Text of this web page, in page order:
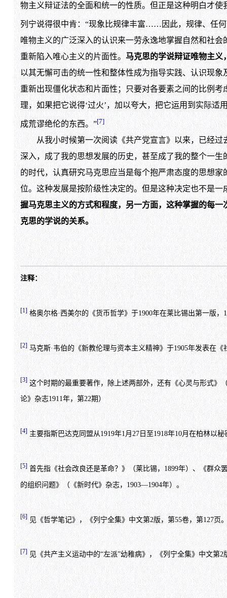
物主义辩证法的全面和统一的性质。但正是这种明白才
列宁说得很中肯：“现象比规律丰富……因此，规律、任
唯物主义的广泛深入的认识来一劳永逸地掌握自然和社
重新陷入唯心主义的片面性。 马克思的学说辩证唯物主义
以其无懈可击的统一性和整体性成为指导实践、认识现
重新出现僵化状态和片面性；只要对各要素之间的比例
理，如果把它说得‘过火’，加以夸大，把它运用到实际
成荒谬绝伦的东西。”[7]
从我小时候第一次阅读《共产党宣言》以来，已经
深入，成了我的思想发展的历史，甚至成了我的整个一
的时代，认真研究马克思应当是每个抱严肃态度的思想
位。这种发展是按阶级性决定的。但是这种决定也不是一
握马克思主义的方式和程度，另一方面，这种掌握的每
克思的学说的关系。
注释：
[1] 格奥尔格·西美尔的《货币哲学》于1900年在莱比锡出第一版，
[2]马克斯·韦伯的《新教伦理与资本主义精神》于1905年发表在
[3] 这个时期的最重要著作，除上述两部外，还有《心灵与形式》
论》杂志1911年，第22期）
[4] 主要指斯巴达克同盟从1919年1月27日至1918年10月在柏林以
[5]首先指《社会改良还是革命？》（莱比锡，1899年）、《群众
的组织问题》（《新时代》杂志，1903—1904年）。
[6] 见《哲学笔记》，《列宁全集》中文第2版，第55卷，第127页
[7] 见《共产主义运动中的“左派”幼稚病》，《列宁全集》中文第2